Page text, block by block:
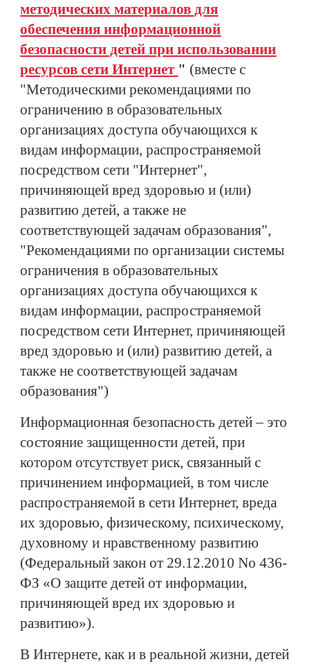
методических материалов для
обеспечения информационной
безопасности детей при использовании
ресурсов сети Интернет " (вместе с
"Методическими рекомендациями по
ограничению в образовательных
организациях доступа обучающихся к
видам информации, распространяемой
посредством сети "Интернет",
причиняющей вред здоровью и (или)
развитию детей, а также не
соответствующей задачам образования",
"Рекомендациями по организации системы
ограничения в образовательных
организациях доступа обучающихся к
видам информации, распространяемой
посредством сети Интернет, причиняющей
вред здоровью и (или) развитию детей, а
также не соответствующей задачам
образования")
Информационная безопасность детей – это
состояние защищенности детей, при
котором отсутствует риск, связанный с
причинением информацией, в том числе
распространяемой в сети Интернет, вреда
их здоровью, физическому, психическому,
духовному и нравственному развитию
(Федеральный закон от 29.12.2010 No 436-
ФЗ «О защите детей от информации,
причиняющей вред их здоровью и
развитию»).
В Интернете, как и в реальной жизни, детей